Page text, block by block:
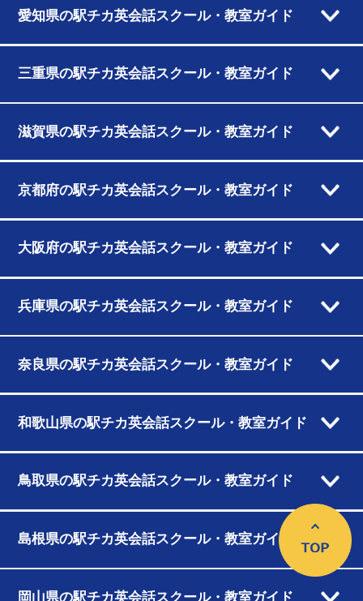
愛知県の駅チカ英会話スクール・教室ガイド
三重県の駅チカ英会話スクール・教室ガイド
滋賀県の駅チカ英会話スクール・教室ガイド
京都府の駅チカ英会話スクール・教室ガイド
大阪府の駅チカ英会話スクール・教室ガイド
兵庫県の駅チカ英会話スクール・教室ガイド
奈良県の駅チカ英会話スクール・教室ガイド
和歌山県の駅チカ英会話スクール・教室ガイド
鳥取県の駅チカ英会話スクール・教室ガイド
島根県の駅チカ英会話スクール・教室ガイド
岡山県の駅チカ英会話スクール・教室ガイド